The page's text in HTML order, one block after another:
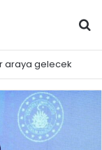
araya gelecek